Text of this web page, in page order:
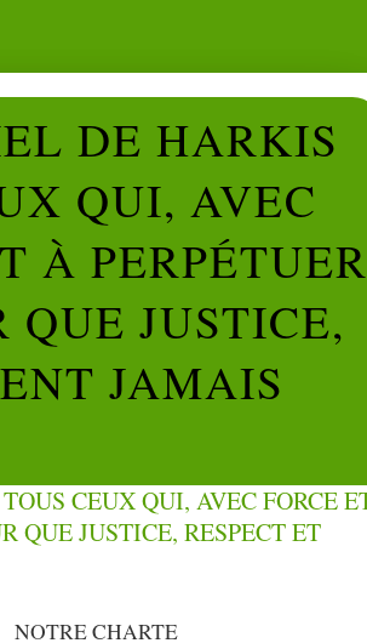
DE HARKIS
QUI, AVEC
À PERPÉTUER
JUSTICE,
JAMAIS
NOTRE CHARTE